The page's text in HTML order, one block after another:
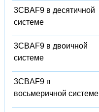
3CBAF9 в десятичной
системе
3CBAF9 в двоичной
системе
3CBAF9 в
восьмеричной системе